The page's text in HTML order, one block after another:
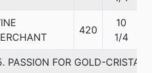
420
10
1/4
PASSION FOR GOLD-